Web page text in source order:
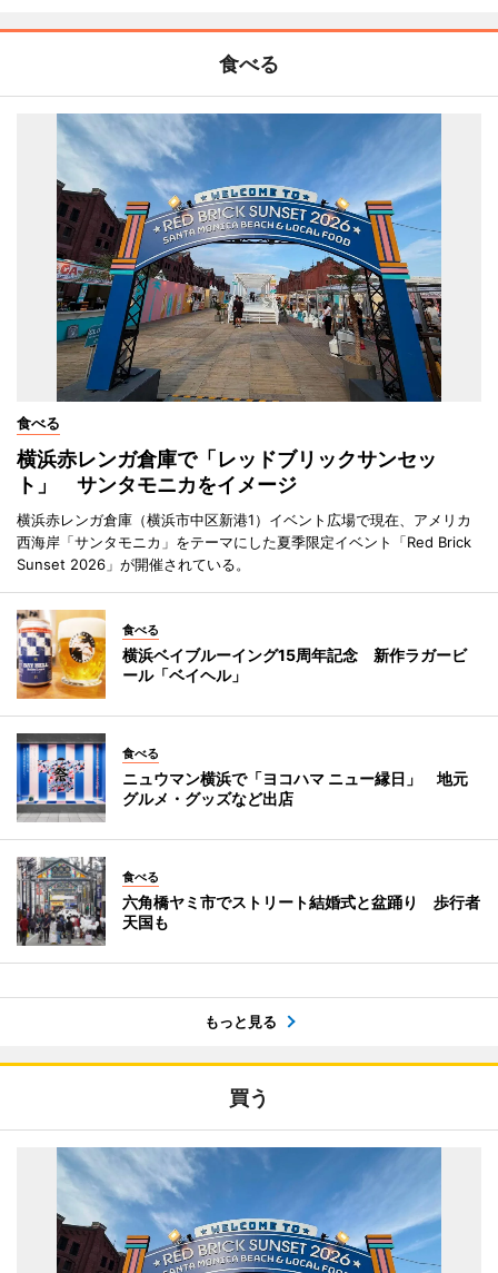
食べる
食べる
横浜赤レンガ倉庫で「レッドブリックサンセッ
ト」 サンタモニカをイメージ
横浜赤レンガ倉庫（横浜市中区新港1）イベント広場で現在、アメリカ
西海岸「サンタモニカ」をテーマにした夏季限定イベント「Red Brick
Sunset 2026」が開催されている。
食べる
横浜ベイブルーイング15周年記念 新作ラガービ
ール「ベイヘル」
食べる
ニュウマン横浜で「ヨコハマ ニュー縁日」 地元
グルメ・グッズなど出店
食べる
六角橋ヤミ市でストリート結婚式と盆踊り 歩行者
天国も
もっと見る
買う